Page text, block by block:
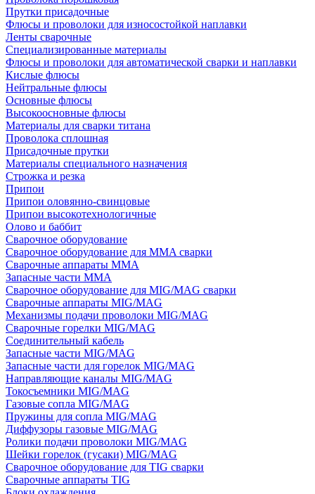
Прутки присадочные
Флюсы и проволоки для износостойкой наплавки
Ленты сварочные
Специализированные материалы
Флюсы и проволоки для автоматической сварки и наплавки
Кислые флюсы
Нейтральные флюсы
Основные флюсы
Высокоосновные флюсы
Материалы для сварки титана
Проволока сплошная
Присадочные прутки
Материалы специального назначения
Строжка и резка
Припои
Припои оловянно-свинцовые
Припои высокотехнологичные
Олово и баббит
Сварочное оборудование
Сварочное оборудование для MMA сварки
Сварочные аппараты MMA
Запасные части MMA
Сварочное оборудование для MIG/MAG сварки
Сварочные аппараты MIG/MAG
Механизмы подачи проволоки MIG/MAG
Сварочные горелки MIG/MAG
Соединительный кабель
Запасные части MIG/MAG
Запасные части для горелок MIG/MAG
Направляющие каналы MIG/MAG
Токосъемники MIG/MAG
Газовые сопла MIG/MAG
Пружины для сопла MIG/MAG
Диффузоры газовые MIG/MAG
Ролики подачи проволоки MIG/MAG
Шейки горелок (гусаки) MIG/MAG
Сварочное оборудование для TIG сварки
Сварочные аппараты TIG